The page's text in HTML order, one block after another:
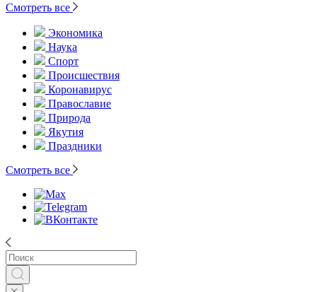
Смотреть все
Экономика
Наука
Спорт
Происшествия
Коронавирус
Православие
Природа
Якутия
Праздники
Смотреть все